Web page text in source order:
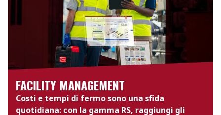
FACILITY MANAGEMENT
Costi e tempi di fermo sono una sfida
quotidiana: con la gamma RS, raggiungi gli